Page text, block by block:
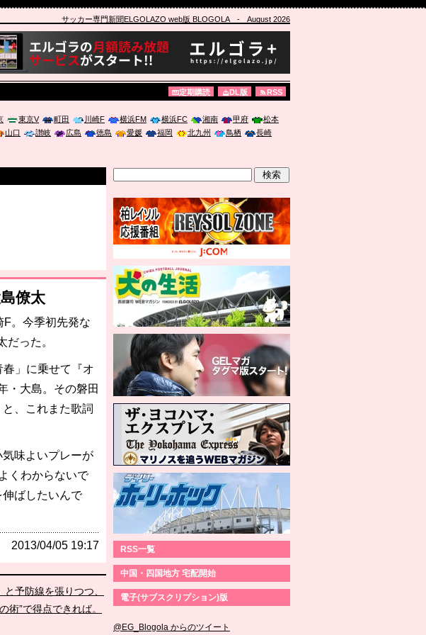
サッカー専門新聞ELGOLAZO web版 BLOGOLA- August 2026
定期購読 DL版 RSS
東京V 町田 川崎F 横浜FM 横浜FC 湘南 甲府
松本
山口 讃岐 広島 徳島 愛媛 福岡 北九州 鳥栖
長崎
機時代の猛暑対策～」に登壇
僚太
。今季初先発な
った。
」に乗せて『オ
・大島。その磐田
、これまた歌詞
味よいプレーが
くわからないで
ばしたいんで
2013/04/05 19:17
予防線を張りつつ、
術”で得点できれば。
RSS一覧
中国・四国地方 宅配開始
電子(サブスクリプション)版
@EG_Blogola からのツイート